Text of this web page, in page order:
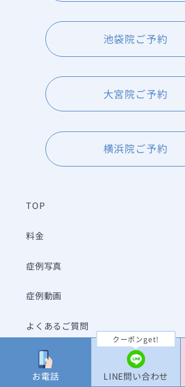
お電話
クーポンget!
LINE問い合わせ
池袋院ご予約
大宮院ご予約
横浜院ご予約
TOP
料金
症例写真
症例動画
よくあるご質問
クリニック一覧